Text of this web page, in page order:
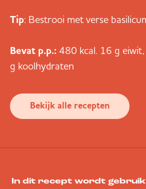
Tip: Bestrooi met verse
Bevat p.p.: 480 kcal. 16 g
g koolhydraten
Bekijk alle recepten
In dit recept wordt